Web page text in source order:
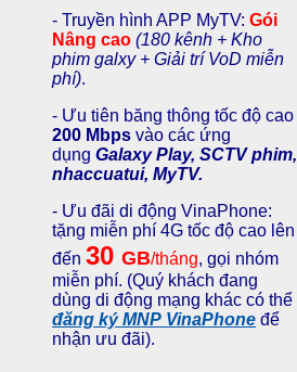
- Truyền hình APP MyTV: Gói
Nâng cao (180 kênh + Kho
phim galxy + Giải trí VoD miễn
phí).
- Ưu tiên băng thông tốc độ cao
200 Mbps vào các ứng
dụng Galaxy Play, SCTV phim,
nhaccuatui, MyTV.
- Ưu đãi di động VinaPhone:
tặng miễn phí 4G tốc độ cao lên
đến 30 GB/tháng, gọi nhóm
miễn phí. (Quý khách đang
dùng di động mạng khác có thể
đăng ký MNP VinaPhone để
nhận ưu đãi).